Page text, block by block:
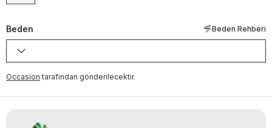
Beden Beden Rehberi
Occasion tarafından gönderilecektir.